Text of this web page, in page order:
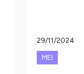
29/11/2024
MEI